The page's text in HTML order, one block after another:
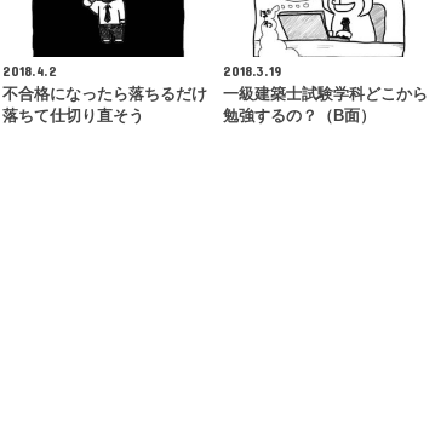
2018.4.2
不合格になったら落ちるだけ
落ちて仕切り直そう
2018.3.19
一級建築士試験学科どこから
勉強するの？（B面）